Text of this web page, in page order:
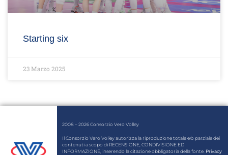
Starting six
23 Marzo 2025
2008 – 2026 Consorzio Vero Volley
Il Consorzio Vero Volley autorizza la riproduzione totale e/o parziale dei
contenuti a scopo di RECENSIONE, CONDIVISIONE ED
INFORMAZIONE, inserendo la citazione obbligatoria della fonte. Privacy